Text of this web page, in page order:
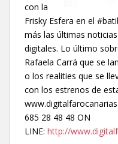
con la
Frisky Esfera en el
más las últimas
digitales. Lo último
Rafaela Carrá que se
o los realities que se
con los estrenos de
685 28 48 48 ON
LINE: http://